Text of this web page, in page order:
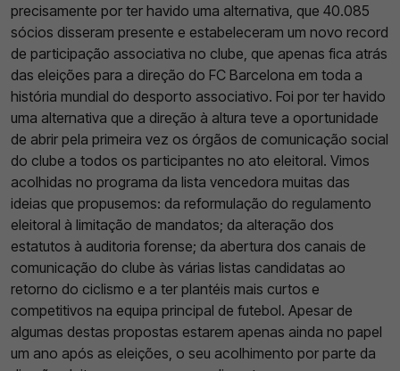
precisamente por ter havido uma alternativa, que 40.085
sócios disseram presente e estabeleceram um novo record
de participação associativa no clube, que apenas fica atrás
das eleições para a direção do FC Barcelona em toda a
história mundial do desporto associativo. Foi por ter havido
uma alternativa que a direção à altura teve a oportunidade
de abrir pela primeira vez os órgãos de comunicação social
do clube a todos os participantes no ato eleitoral. Vimos
acolhidas no programa da lista vencedora muitas das
ideias que propusemos: da reformulação do regulamento
eleitoral à limitação de mandatos; da alteração dos
estatutos à auditoria forense; da abertura dos canais de
comunicação do clube às várias listas candidatas ao
retorno do ciclismo e a ter plantéis mais curtos e
competitivos na equipa principal de futebol. Apesar de
algumas destas propostas estarem apenas ainda no papel
um ano após as eleições, o seu acolhimento por parte da